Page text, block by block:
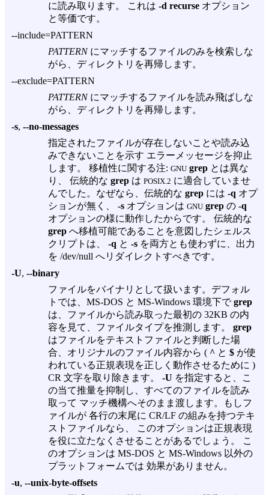
に読み取ります。 これは -d recurse オプション
と等価です。
--include=PATTERN
PATTERNにマッチするファイルのみを検索しな
がら、ディレクトリを再帰します。
--exclude=PATTERN
PATTERNにマッチするファイルを読み飛ばしな
がら、ディレクトリを再帰します。
-s, --no-messages
指定されたファイルが存在しないことや読み込
みできないことを示す エラーメッセージを抑止
します。 移植性に関する注: GNU grep とは異な
り、 伝統的な grep は POSIX.2 に適合していませ
んでした。なぜなら、伝統的な grep には -q オプ
ションが無く、 -s オプションは GNU grep の -q
オプションの様に動作したからです。 伝統的な
grep へ移植可能であることを意図したシェルス
クリプトは、 -q と -s を両方とも使わずに、出力
を /dev/null へリダイレクトすべきです。
-U, --binary
ファイルをバイナリとして扱います。デフォル
トでは、MS-DOS と MS-Windows 環境下でgrep
は、ファイルから読み取った最初の 32KB の内
容を見て、ファイルタイプを推測します。 grep
はファイルをテキストファイルと判断した場
合、オリジナルのファイル内容から ( ^ と $ が使
われている正規表現を正しく動作させるために )
CR 文字を取り除きます。 -U を指定すると、こ
の当て推量を抑制し、すべてのファイルを読み
取って マッチ機構へそのまま渡します。もしフ
ァイルが 各行の末尾に CR/LF の組みを持つテキ
ストファイルなら、 このオプションは正規表現
を役に立たなくさせることがあるでしょう。 こ
のオプションは MS-DOS と MS-Windows 以外の
プラットフォームでは 効果がありません。
-u, --unix-byte-offsets